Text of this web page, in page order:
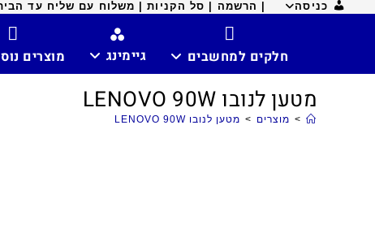
כניסה | הרשמה | סל הקניות | משלוח עם שליח עד הבית
חלקים למחשבים גיימינג מוצרים
מטען לנובו LENOVO 90W
> מוצרים > מטען לנובו LENOVO 90W